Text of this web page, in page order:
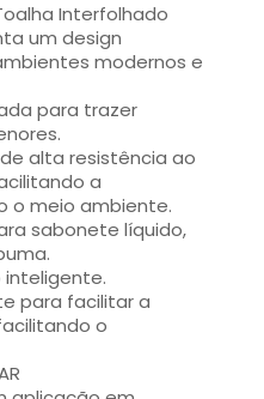
Interfolhado
um design
modernos e
para trazer
alta resistência ao
a
o meio ambiente.
sabonete líquido,
inteligente.
para facilitar a
o